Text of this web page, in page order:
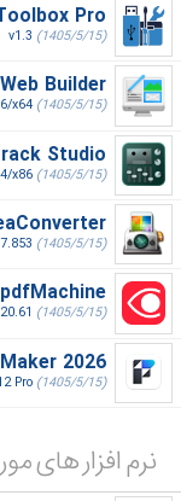
Pro
v1.3 (1405/5/15)
Builder
x64 (1405/5/15)
Studio
x86 (1405/5/15)
(1405/5/15)
pdfMachine
(1405/5/15)
2026
Pro (1405/5/15)
نرم افزار های